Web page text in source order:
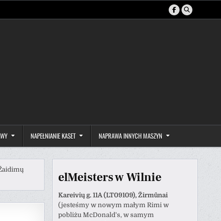
NAPEŁNIANIE KASET NAPRAWA INNYCH MASZYN
elMeisters w Wilnie
Kareivių g. 11A (LT09109), Žirmūnai
(jesteśmy w nowym małym Rimi w
pobliżu McDonald's, w samym